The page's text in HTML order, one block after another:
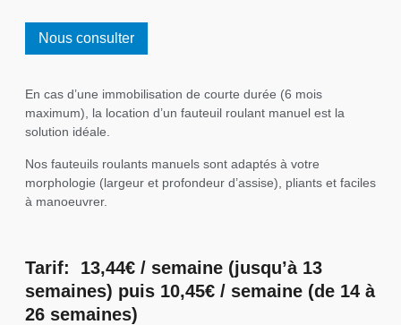
Nous consulter
En cas d’une immobilisation de courte durée (6 mois
maximum), la location d’un fauteuil roulant manuel est la
solution idéale.
Nos fauteuils roulants manuels sont adaptés à votre
morphologie (largeur et profondeur d’assise), pliants et faciles
à manoeuvrer.
Tarif: 13,44€ / semaine (jusqu’à 13
semaines) puis 10,45€ / semaine (de 14 à
26 semaines)